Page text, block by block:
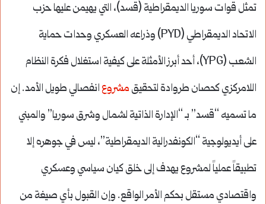
تمثل قوات سوريا الديمقراطية (قسد)، التي يهيمن عليها حزب
الاتحاد الديمقراطي (PYD) وذراعه العسكري وحدات حماية
الشعب (YPG)، أحد أبرز الأمثلة على كيفية استغلال فكرة النظام
اللامركزي كحصان طروادة لتحقيق مشروع انفصالي طويل الأمد. إن
ما تسميه “قسد” بـ “الإدارة الذاتية لشمال وشرق سوريا” والمبني
على أيديولوجية “الكونفدرالية الديمقراطية”، ليس في جوهره إلا
تطبيقاً عملياً لمشروع يهدف إلى خلق كيان سياسي وعسكري
واقتصادي مستقل بحكم الأمر الواقع. وإن القبول بأي صيغة من